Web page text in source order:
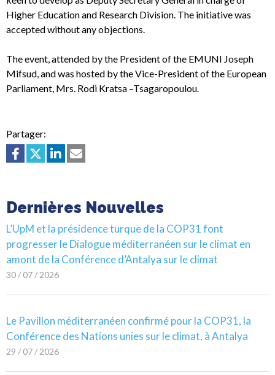
Higher Education and Research Division. The initiative was
accepted without any objections.
The event, attended by the President of the EMUNI Joseph
Mifsud, and was hosted by the Vice-President of the European
Parliament, Mrs. Rodi Kratsa –Tsagaropoulou.
Partager:
Dernières Nouvelles
L’UpM et la présidence turque de la COP31 font
progresser le Dialogue méditerranéen sur le climat en
amont de la Conférence d’Antalya sur le climat
30 / 07 / 2026
Le Pavillon méditerranéen confirmé pour la COP31, la
Conférence des Nations unies sur le climat, à Antalya
29 / 07 / 2026